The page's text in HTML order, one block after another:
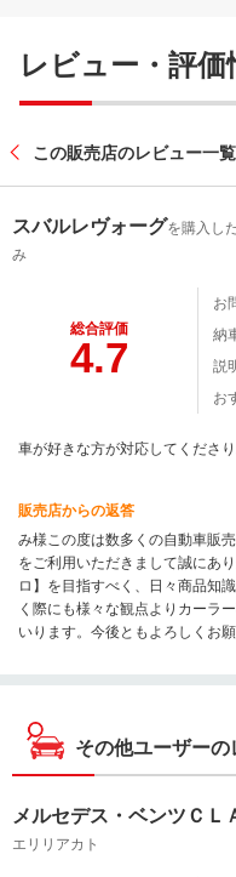
レビュー・評価
この販売店のレビュー一
スバルレヴォーグを購入し
み
総合評価
4.7
お
納
説
お
車が好きな方が対応してくださり
販売店からの返答
み様この度は数多くの自動車販
をご利用いただきまして誠にあ
ロ】を目指すべく、日々商品知
く際にも様々な観点よりカーラ
いります。今後ともよろしくお
その他ユーザーの
メルセデス・ベンツＣＬ
エリリアカト